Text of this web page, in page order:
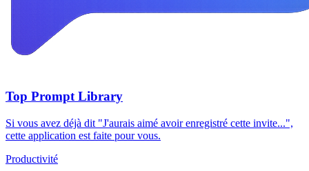
Top Prompt Library
Si vous avez déjà dit "J'aurais aimé avoir enregistré cette invite...",
cette application est faite pour vous.
Productivité